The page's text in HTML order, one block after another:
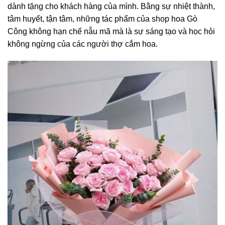
dành tặng cho khách hàng của mình. Bằng sự nhiệt thành,
tâm huyết, tận tâm, những tác phẩm của shop hoa Gò
Công không hạn chế nẫu mã mà là sự sáng tạo và học hỏi
không ngừng của các người thợ cắm hoa.